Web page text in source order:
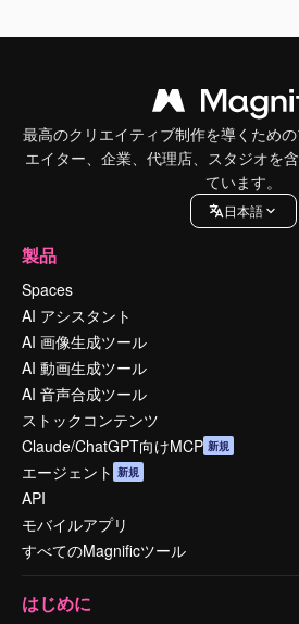
最高のクリエイティブ制作を導くため
エイター、企業、代理店、スタジオを
ています。
日本語
製品
Spaces
AI アシスタント
AI 画像生成ツール
AI 動画生成ツール
AI 音声合成ツール
ストックコンテンツ
Claude/ChatGPT向けMCP 新規
エージェント 新規
API
モバイルアプリ
すべてのMagnificツール
はじめに